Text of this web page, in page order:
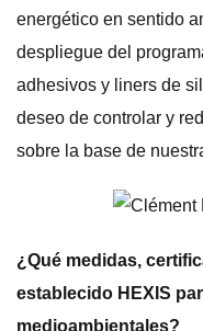
energético en sentido
despliegue del
adhesivos y liners de
deseo de controlar y
sobre la base de
¿Qué medidas,
establecido HEXIS
medioambientales?